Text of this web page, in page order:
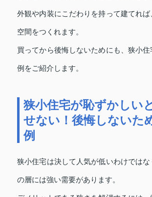
外観や内装にこだわりを持って建てれば
空間をつくれます。
買ってから後悔しないためにも、狭小
例をご紹介します。
狭小住宅が恥ずかしい
せない！後悔しないた
例
狭小住宅は決して人気が低いわけでは
の層には強い需要があります。